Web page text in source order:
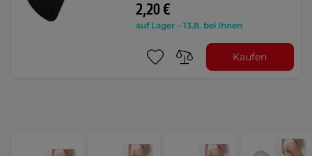
2,20 €
auf Lager – 13.8. bei Ihnen
Kaufen